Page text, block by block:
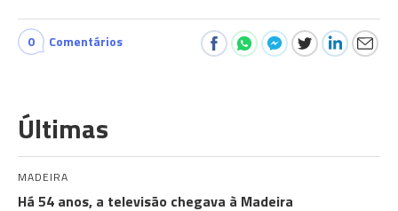
0 Comentários
Últimas
MADEIRA
Há 54 anos, a televisão chegava à Madeira